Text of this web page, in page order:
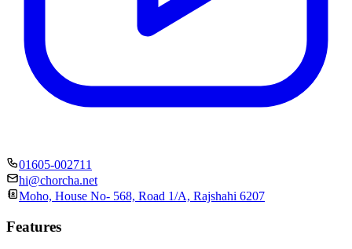
01605-002711
hi@chorcha.net
Moho, House No- 568, Road 1/A, Rajshahi 6207
Features